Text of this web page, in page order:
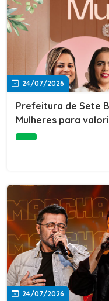
24/07/2026
Prefeitura de Sete
Mulheres para
24/07/2026